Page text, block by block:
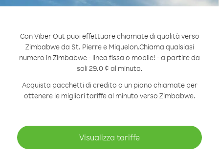
Con Viber Out puoi effettuare chiamate di qualità verso
Zimbabwe da St. Pierre e Miquelon.Chiama qualsiasi
numero in Zimbabwe - linea fissa o mobile! - a partire da
soli 29.0 ¢ al minuto.
Acquista pacchetti di credito o un piano chiamate per
ottenere le migliori tariffe al minuto verso Zimbabwe.
Visualizza tariffe